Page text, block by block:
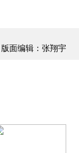
版面编辑：张翔宇